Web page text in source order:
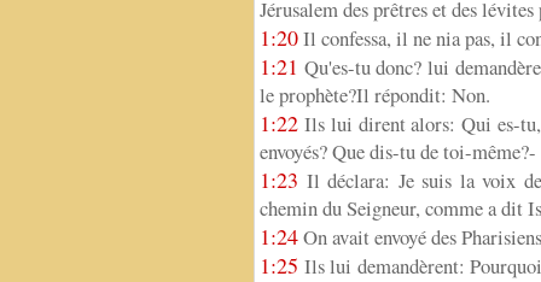
Jérusalem des prêtres et des
1:20Il confessa, il ne nia pas, il
1:21 Qu'es-tu donc? lui
le prophète?Il répondit: Non.
1:22 Ils lui dirent alors: Qui es-tu,
envoyés? Que dis-tu de toi-même?-
1:23 Il déclara: Je suis la voix
chemin du Seigneur, comme a dit
1:24On avait envoyé des
1:25 Ils lui demandèrent: